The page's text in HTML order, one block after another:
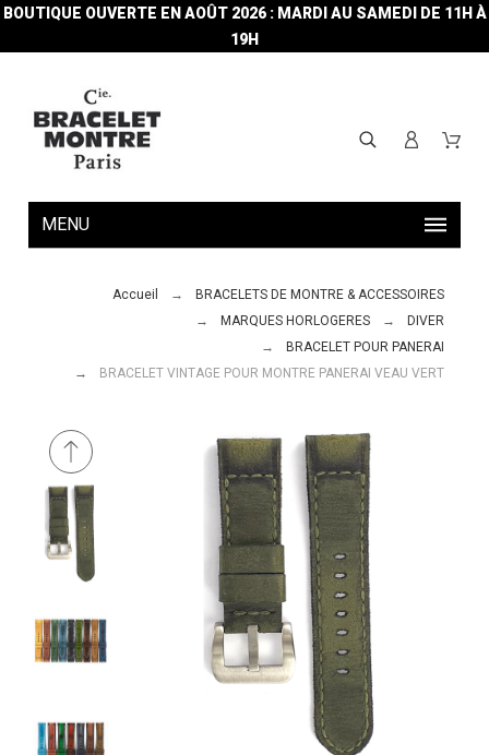
BOUTIQUE OUVERTE EN AOÛT 2026 : MARDI AU SAMEDI DE 11H À
19H
MENU
Accueil
BRACELETS DE MONTRE & ACCESSOIRES
MARQUES HORLOGERES
DIVER
BRACELET POUR PANERAI
BRACELET VINTAGE POUR MONTRE PANERAI VEAU VERT